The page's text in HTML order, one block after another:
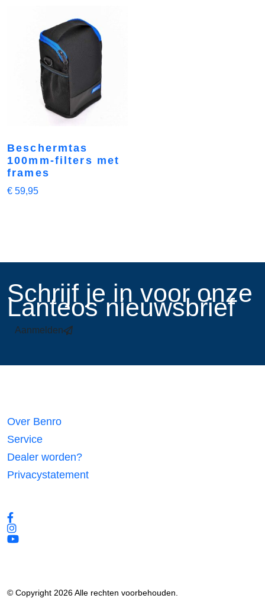
Beschermtas
100mm-filters met
frames
€ 59,95
​Schrijf je in voor onze
Lanteos nieuwsbrief
Aanmelden
Over Benro
Service
Dealer worden?
Privacystatement
© Copyright 2026 Alle rechten voorbehouden.